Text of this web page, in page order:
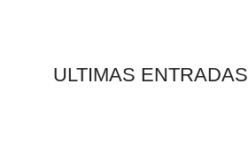
ULTIMAS ENTRADAS